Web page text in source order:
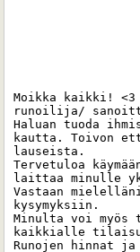
Moikka kaikki! <3
runoilija/
Haluan tuoda
kautta. Toivon
lauseista.
Tervetuloa
laittaa minulle
Vastaan
kysymyksiin.
Minulta voi
kaikkialle
Runojen hinnat